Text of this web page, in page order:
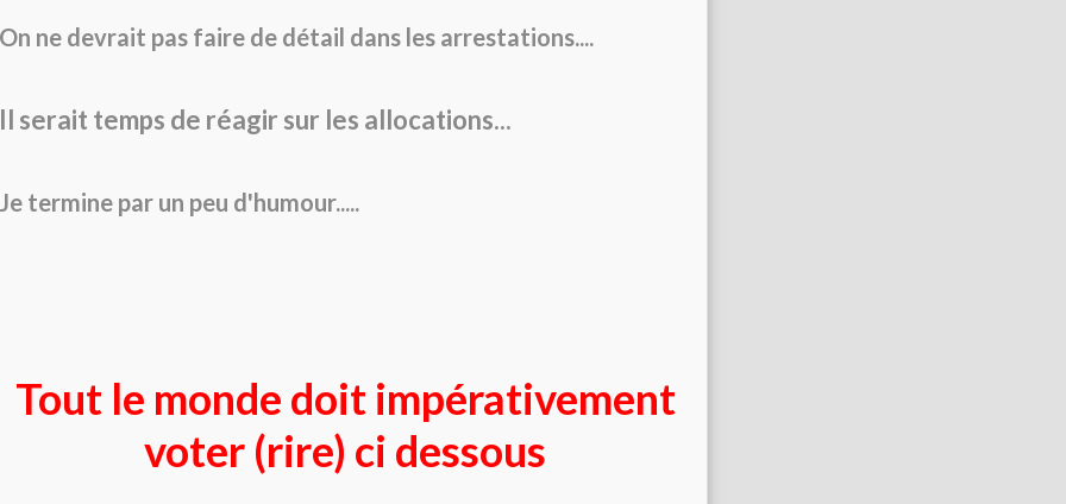
On ne devrait pas faire de détail dans les arrestations....
Il serait temps de réagir sur les allocations...
Je termine par un peu d'humour.....
Tout le monde doit impérativement
voter (rire) ci dessous